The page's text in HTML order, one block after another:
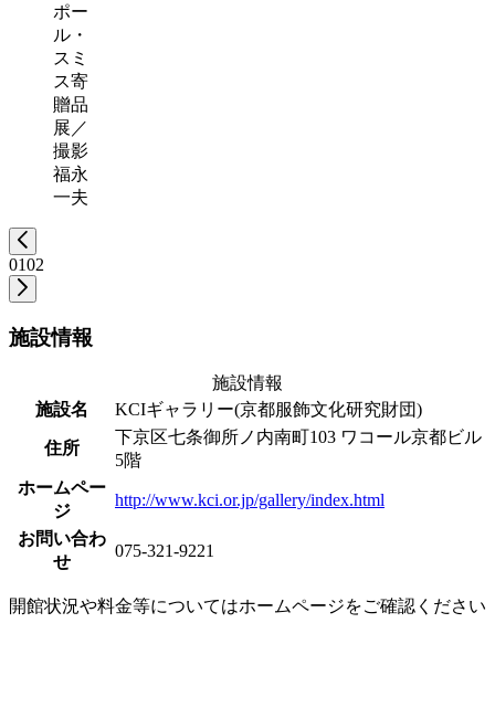
ポー
ル・
スミ
ス寄
贈品
展／
撮影
福永
一夫
0102
施設情報
施設情報
施設名
KCIギャラリー(京都服飾文化研究財団)
住所
下京区七条御所ノ内南町103 ワコール京都ビル
5階
ホームペー
ジ
http://www.kci.or.jp/gallery/index.html
お問い合わ
せ
075-321-9221
開館状況や料金等についてはホームページをご確認ください